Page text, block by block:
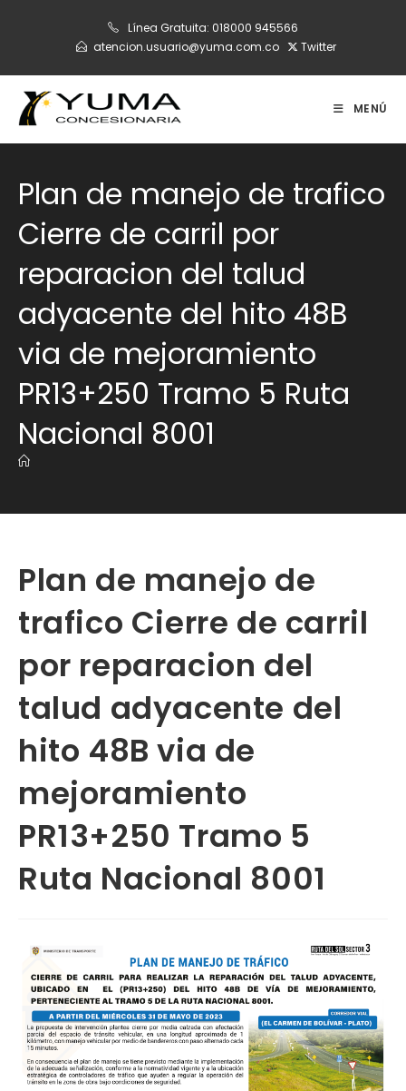
Línea Gratuita: 018000 945566
atencion.usuario@yuma.com.co
Twitter
MENÚ
Plan de manejo de trafico
Cierre de carril por
reparacion del talud
adyacente del hito 48B
via de mejoramiento
PR13+250 Tramo 5 Ruta
Nacional 8001
Plan de manejo de
trafico Cierre de carril
por reparacion del
talud adyacente del
hito 48B via de
mejoramiento
PR13+250 Tramo 5
Ruta Nacional 8001